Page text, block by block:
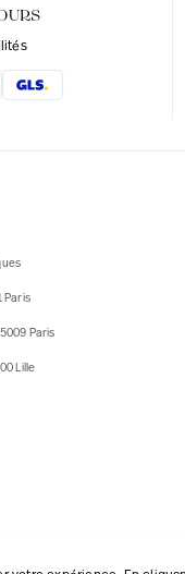
Paris
Paris
Lille